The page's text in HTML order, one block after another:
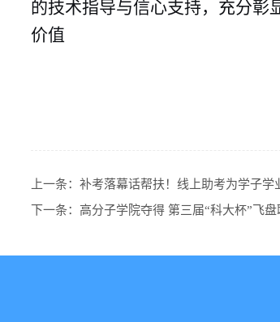
的技术指导与信心支持，充分彰
价值
上一条： 补考落幕话帮扶！线上助考为学子学
下一条： 高分子学院夺得 第三届“科大杯”飞